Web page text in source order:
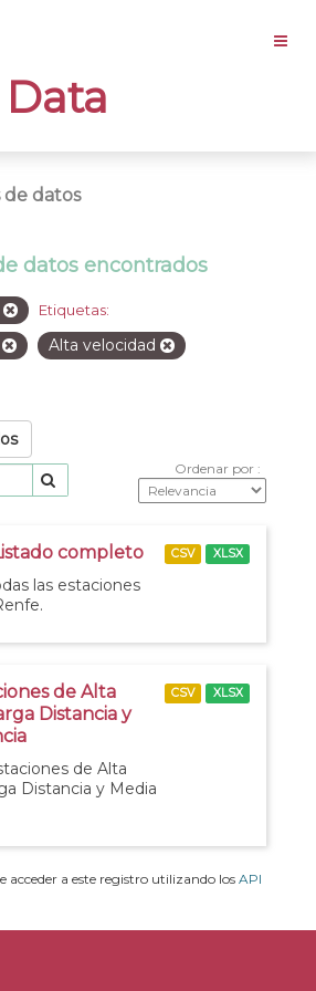
Data
datos
datos encontrados
Etiquetas:
Alta velocidad
Ordenar por
completo
las estaciones
CSV XLSX
de Alta
Distancia y
de Alta
Distancia y Media
CSV XLSX
acceder a este registro utilizando los API